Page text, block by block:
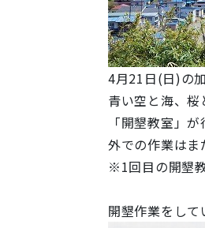
4月21日(日)の
青い空と海、
「開墾教室」
外での作業は
※1回目の開墾
開墾作業をして